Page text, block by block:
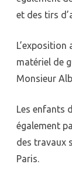
et des tirs
L’exposition
matériel de
Monsieur
Les enfants
également
des travaux
Paris.